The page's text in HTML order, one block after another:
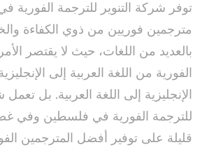
توفر شركة التنوير للترجمة الفورية
مترجمين فوريين من ذوي الكفاءة
بالعديد من اللغات، حيث لا يقتصر
الفورية من اللغة العربية إلى
الإنجليزية إلى اللغة العربية. بل تعمل
للترجمة الفورية في فلسطين وفي
قليلة على توفير أفضل المترجمين